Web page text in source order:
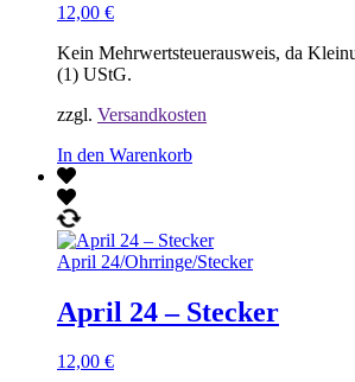
12,00 €
Kein Mehrwertsteuerausweis, da
(1) UStG.
zzgl. Versandkosten
In den Warenkorb
April 24/Ohrringe/Stecker
April 24 – Stecker
12,00 €